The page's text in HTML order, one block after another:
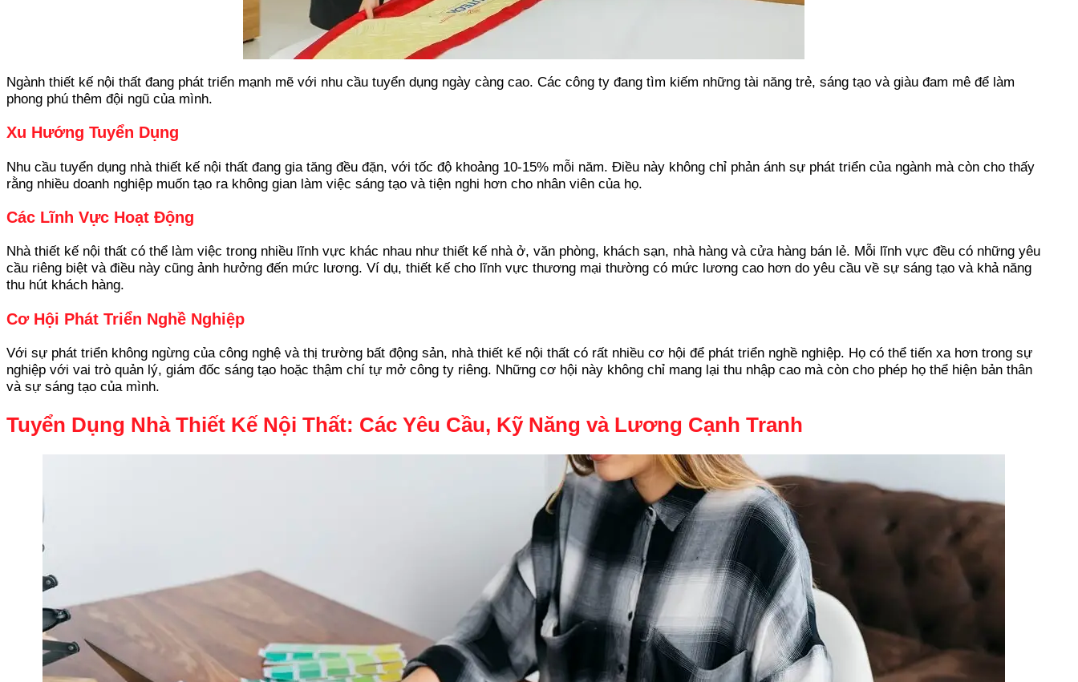
Ngành thiết kế nội thất đang phát triển mạnh mẽ với nhu cầu tuyển dụng ngày càng cao. Các công ty đang tìm kiếm những tài năng trẻ, sáng tạo và giàu đam mê để làm
phong phú thêm đội ngũ của mình.
Xu Hướng Tuyển Dụng
Nhu cầu tuyển dụng nhà thiết kế nội thất đang gia tăng đều đặn, với tốc độ khoảng 10-15% mỗi năm. Điều này không chỉ phản ánh sự phát triển của ngành mà còn cho thấy
rằng nhiều doanh nghiệp muốn tạo ra không gian làm việc sáng tạo và tiện nghi hơn cho nhân viên của họ.
Các Lĩnh Vực Hoạt Động
Nhà thiết kế nội thất có thể làm việc trong nhiều lĩnh vực khác nhau như thiết kế nhà ở, văn phòng, khách sạn, nhà hàng và cửa hàng bán lẻ. Mỗi lĩnh vực đều có những yêu
cầu riêng biệt và điều này cũng ảnh hưởng đến mức lương. Ví dụ, thiết kế cho lĩnh vực thương mại thường có mức lương cao hơn do yêu cầu về sự sáng tạo và khả năng
thu hút khách hàng.
Cơ Hội Phát Triển Nghề Nghiệp
Với sự phát triển không ngừng của công nghệ và thị trường bất động sản, nhà thiết kế nội thất có rất nhiều cơ hội để phát triển nghề nghiệp. Họ có thể tiến xa hơn trong sự
nghiệp với vai trò quản lý, giám đốc sáng tạo hoặc thậm chí tự mở công ty riêng. Những cơ hội này không chỉ mang lại thu nhập cao mà còn cho phép họ thể hiện bản thân
và sự sáng tạo của mình.
Tuyển Dụng Nhà Thiết Kế Nội Thất: Các Yêu Cầu, Kỹ Năng và Lương Cạnh Tranh